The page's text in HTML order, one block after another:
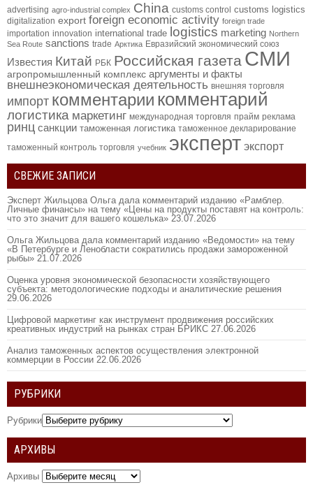
advertising agro-industrial complex China customs control customs logistics
digitalization export foreign economic activity foreign trade
importation innovation international trade logistics marketing Northern
Sea Route sanctions trade Арктика Евразийский экономический союз
Известия Китай РБК Российская газета СМИ
агропромышленный комплекс аргументы и факты
внешнеэкономическая деятельность внешняя торговля
импорт комментарии комментарий
логистика маркетинг международная торговля прайм реклама
ринц санкции таможенная логистика таможенное декларирование
таможенный контроль торговля учебник эксперт экспорт
СВЕЖИЕ ЗАПИСИ
Эксперт Жильцова Ольга дала комментарий изданию «Рамблер.
Личные финансы» на тему «Цены на продукты поставят на контроль:
что это значит для вашего кошелька» 23.07.2026
Ольга Жильцова дала комментарий изданию «Ведомости» на тему
«В Петербурге и Ленобласти сократились продажи замороженной
рыбы» 21.07.2026
Оценка уровня экономической безопасности хозяйствующего
субъекта: методологические подходы и аналитические решения
29.06.2026
Цифровой маркетинг как инструмент продвижения российских
креативных индустрий на рынках стран БРИКС 27.06.2026
Анализ таможенных аспектов осуществления электронной
коммерции в России 22.06.2026
РУБРИКИ
Рубрики
АРХИВЫ
Архивы